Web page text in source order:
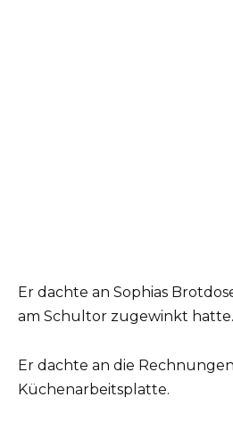
Er dachte an Sophias
am Schultor zugewinkt hatte.
Er dachte an die
Küchenarbeitsplatte.